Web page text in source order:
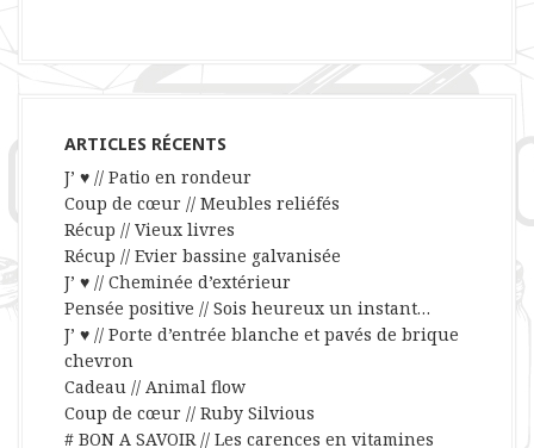
ARTICLES RÉCENTS
J’ ♥ // Patio en rondeur
Coup de cœur // Meubles reliéfés
Récup // Vieux livres
Récup // Evier bassine galvanisée
J’ ♥ // Cheminée d’extérieur
Pensée positive // Sois heureux un instant…
J’ ♥ // Porte d’entrée blanche et pavés de brique
chevron
Cadeau // Animal flow
Coup de cœur // Ruby Silvious
# BON A SAVOIR // Les carences en vitamines